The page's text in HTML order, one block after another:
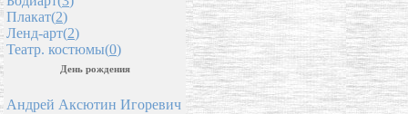
Плакат(2)
Ленд-арт(2)
Театр. костюмы(0)
День рождения
Андрей Аксютин Игоревич